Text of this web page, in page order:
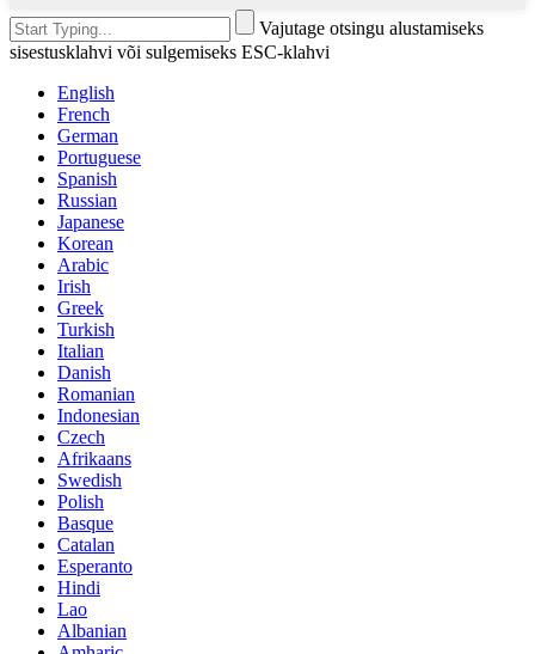
Vajutage otsingu alustamiseks
sisestusklahvi või sulgemiseks ESC-klahvi
English
French
German
Portuguese
Spanish
Russian
Japanese
Korean
Arabic
Irish
Greek
Turkish
Italian
Danish
Romanian
Indonesian
Czech
Afrikaans
Swedish
Polish
Basque
Catalan
Esperanto
Hindi
Lao
Albanian